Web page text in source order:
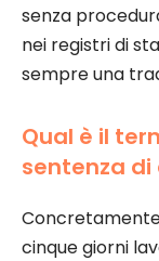
senza
nei registri di
sempre una
Qual è il
sentenza di
cinque giorni